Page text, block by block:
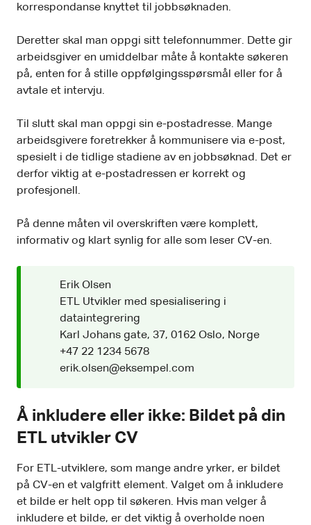
korrespondanse knyttet til jobbsøknaden.
Deretter skal man oppgi sitt telefonnummer. Dette gir
arbeidsgiver en umiddelbar måte å kontakte søkeren
på, enten for å stille oppfølgingsspørsmål eller for å
avtale et intervju.
Til slutt skal man oppgi sin e-postadresse. Mange
arbeidsgivere foretrekker å kommunisere via e-post,
spesielt i de tidlige stadiene av en jobbsøknad. Det er
derfor viktig at e-postadressen er korrekt og
profesjonell.
På denne måten vil overskriften være komplett,
informativ og klart synlig for alle som leser CV-en.
Erik Olsen
ETL Utvikler med spesialisering i
dataintegrering
Karl Johans gate, 37, 0162 Oslo, Norge
+47 22 1234 5678
erik.olsen@eksempel.com
Å inkludere eller ikke: Bildet på din
ETL utvikler CV
For ETL-utviklere, som mange andre yrker, er bildet
på CV-en et valgfritt element. Valget om å inkludere
et bilde er helt opp til søkeren. Hvis man velger å
inkludere et bilde, er det viktig å overholde noen